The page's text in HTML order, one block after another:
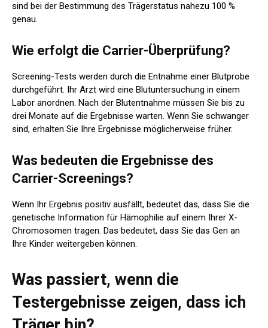
sind bei der Bestimmung des Trägerstatus nahezu 100 %
genau.
Wie erfolgt die Carrier-Überprüfung?
Screening-Tests werden durch die Entnahme einer Blutprobe
durchgeführt. Ihr Arzt wird eine Blutuntersuchung in einem
Labor anordnen. Nach der Blutentnahme müssen Sie bis zu
drei Monate auf die Ergebnisse warten. Wenn Sie schwanger
sind, erhalten Sie Ihre Ergebnisse möglicherweise früher.
Was bedeuten die Ergebnisse des
Carrier-Screenings?
Wenn Ihr Ergebnis positiv ausfällt, bedeutet das, dass Sie die
genetische Information für Hämophilie auf einem Ihrer X-
Chromosomen tragen. Das bedeutet, dass Sie das Gen an
Ihre Kinder weitergeben können.
Was passiert, wenn die
Testergebnisse zeigen, dass ich